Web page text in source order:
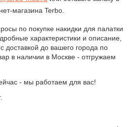
магазина Terbo.
по покупке накидки для палатки
характеристики и описание,
доставкой до вашего города по
в наличии в Москве - отгружаем
- мы работаем для вас!